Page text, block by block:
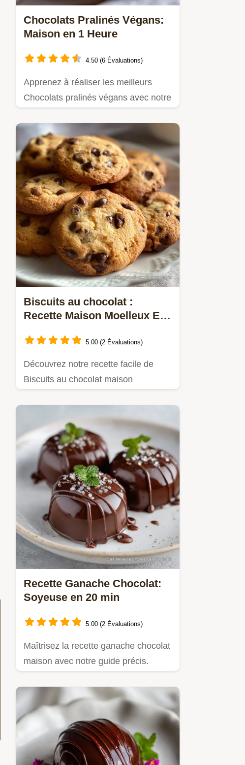
Chocolats Pralinés Végans:
Maison en 1 Heure
4.50 (6 Évaluations)
Apprenez à réaliser les meilleurs
Chocolats pralinés végans avec notre
Biscuits au chocolat :
Recette Maison Moelleux En
5.00 (2 Évaluations)
Découvrez notre recette facile de
Biscuits au chocolat maison
Recette Ganache Chocolat:
Soyeuse en 20 min
5.00 (2 Évaluations)
Maîtrisez la recette ganache chocolat
maison avec notre guide précis.